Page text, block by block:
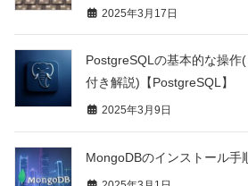
2025年3月17日
PostgreSQLの基本的な操作
付き解説)【PostgreSQL】
2025年3月9日
MongoDBのインストール手